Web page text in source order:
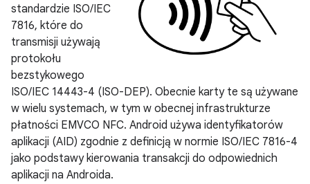
standardzie ISO/IEC
7816, które do
transmisji używają
protokołu
bezstykowego
ISO/IEC 14443-4 (ISO-DEP). Obecnie karty te są używane
w wielu systemach, w tym w obecnej infrastrukturze
płatności EMVCO NFC. Android używa identyfikatorów
aplikacji (AID) zgodnie z definicją w normie ISO/IEC 7816-4
jako podstawy kierowania transakcji do odpowiednich
aplikacji na Androida.